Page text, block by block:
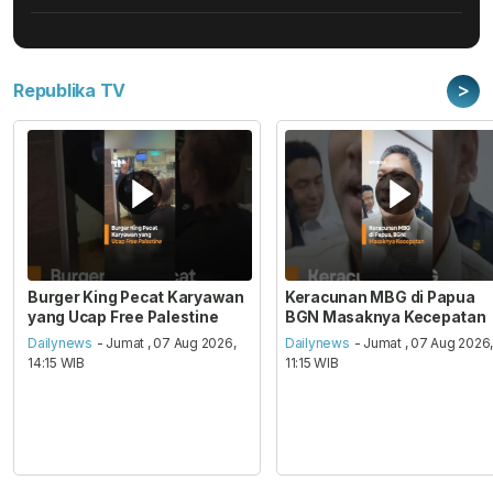
Republika TV >
Burger King Pecat Karyawan
yang Ucap Free Palestine
Dailynews - Jumat , 07 Aug 2026,
14:15 WIB
Keracunan MBG di Papua
BGN Masaknya Kecepatan
Dailynews - Jumat , 07 Aug 2026,
11:15 WIB